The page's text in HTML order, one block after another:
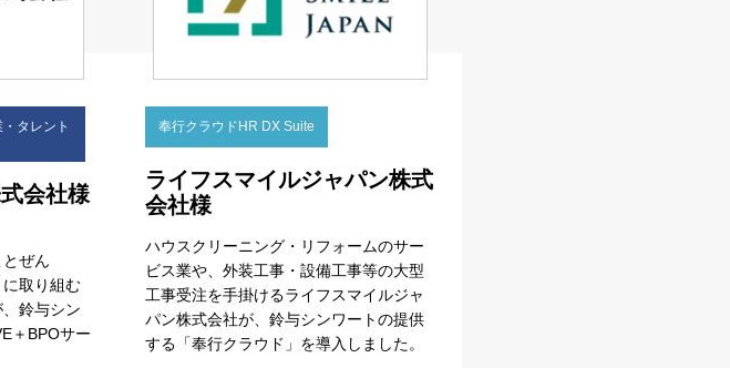
タレント
会社様
とぜん
取り組む
鈴与シン
＋ BPOサー
奉行クラウドHR DX Suite
ライフスマイルジャパン株式
会社様
ハウスクリーニング・リフォームのサー
ビス業や、外装工事・設備工事等の大型
工事受注を手掛けるライフスマイルジャ
パン株式会社が、鈴与シンワートの提供
する「奉行クラウド」を導入しました。